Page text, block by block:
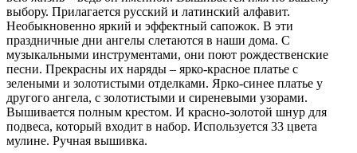
выбору. Прилагается русский и латинский алфавит.
Необыкновенно яркий и эффектный сапожок. В эти
праздничные дни ангелы слетаются в наши дома. С
музыкальными инструментами, они поют рождественские
песни. Прекрасны их наряды – ярко-красное платье с
зелеными и золотистыми отделками. Ярко-синее платье у
другого ангела, с золотистыми и сиреневыми узорами.
Вышивается полным крестом. И красно-золотой шнур для
подвеса, который входит в набор. Используется 33 цвета
мулине. Ручная вышивка.